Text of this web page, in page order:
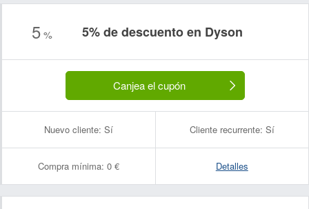
5% 5% de descuento en Dyson
Canjea el cupón
Nuevo cliente: Sí Cliente recurrente: Sí
Compra mínima: 0 € Detalles